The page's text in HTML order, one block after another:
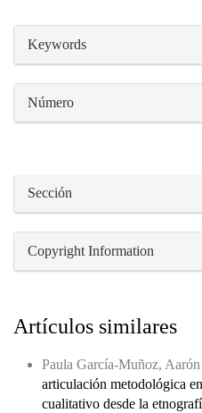
Keywords
Número
Sección
Copyright Information
Artículos similares
Paula García-Muñoz,
articulación metodológica
cualitativo desde la